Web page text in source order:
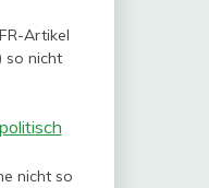
Artikel
so nicht
nicht so